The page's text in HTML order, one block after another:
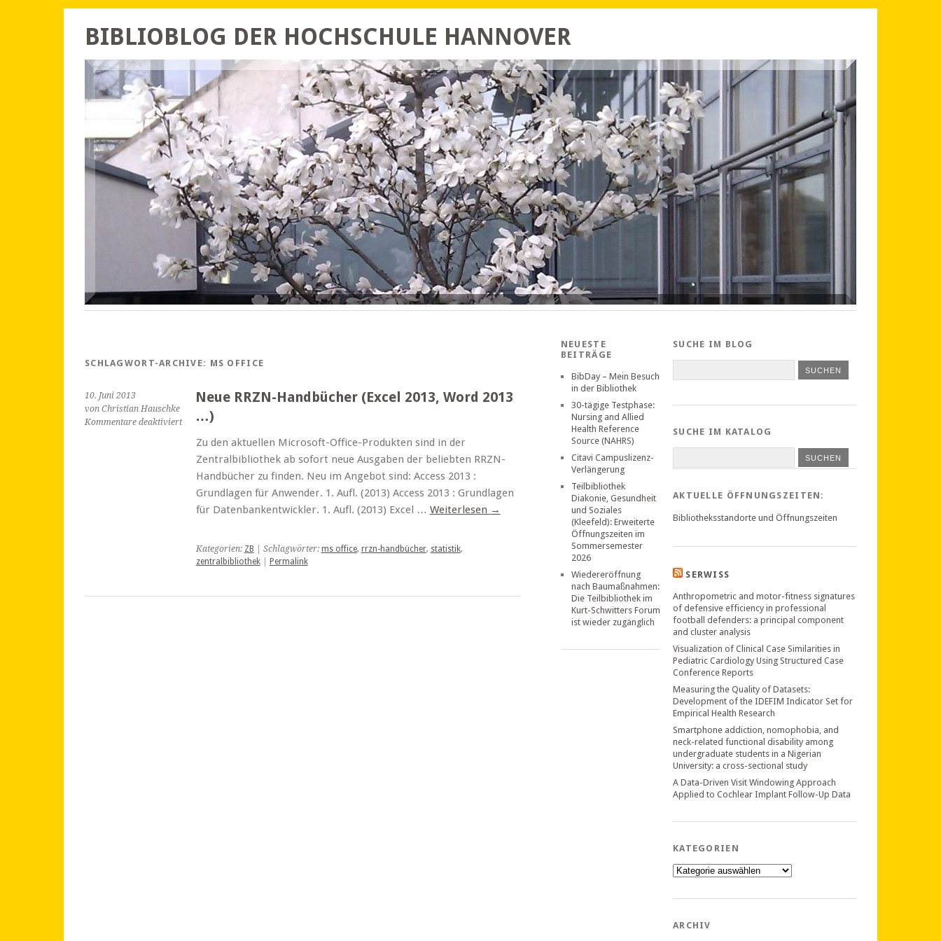
BIBLIOBLOG DER HOCHSCHULE HANNOVER
SCHLAGWORT-ARCHIVE: MS OFFICE
10. Juni 2013
von Christian Hauschke
Kommentare deaktiviertfür
RRZN-
Handbücher
(Excel
2013,
2013
Neue RRZN-Handbücher (Excel 2013, Word 2013
…)
Zu den aktuellen Microsoft-Office-Produkten sind in der
Zentralbibliothek ab sofort neue Ausgaben der beliebten RRZN-
Handbücher zu finden. Neu im Angebot sind: Access 2013 :
Grundlagen für Anwender. 1. Aufl. (2013) Access 2013 : Grundlagen
für Datenbankentwickler. 1. Aufl. (2013) Excel … Weiterlesen →
Kategorien: ZB | Schlagwörter: ms office, rrzn-handbücher, statistik,
zentralbibliothek| Permalink
NEUESTE
BEITRÄGE
BibDay – Mein Besuch
in der Bibliothek
30-tägige Testphase:
Nursing and Allied
Health Reference
Source (NAHRS)
Citavi Campuslizenz-
Verlängerung
Teilbibliothek
Diakonie, Gesundheit
und Soziales
(Kleefeld): Erweiterte
Öffnungszeiten im
Sommersemester
2026
Wiedereröffnung
nach Baumaßnahmen:
Die Teilbibliothek im
Kurt-Schwitters Forum
ist wieder zugänglich
SUCHE IM BLOG
SUCHE IM KATALOG
SUCHEN
AKTUELLE ÖFFNUNGSZEITEN:
Bibliotheksstandorte und Öffnungszeiten
SERWISS
Anthropometric and motor-fitness signatures
of defensive efficiency in professional
football defenders: a principal component
and cluster analysis
Visualization of Clinical Case Similarities in
Pediatric Cardiology Using Structured Case
Conference Reports
Measuring the Quality of Datasets:
Development of the IDEFIM Indicator Set for
Empirical Health Research
Smartphone addiction, nomophobia, and
neck-related functional disability among
undergraduate students in a Nigerian
University: a cross-sectional study
A Data-Driven Visit Windowing Approach
Applied to Cochlear Implant Follow-Up Data
KATEGORIEN
Kategorien
ARCHIV